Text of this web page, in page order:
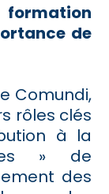
formation
de
Comundi,
rôles clés
à la
» de
des